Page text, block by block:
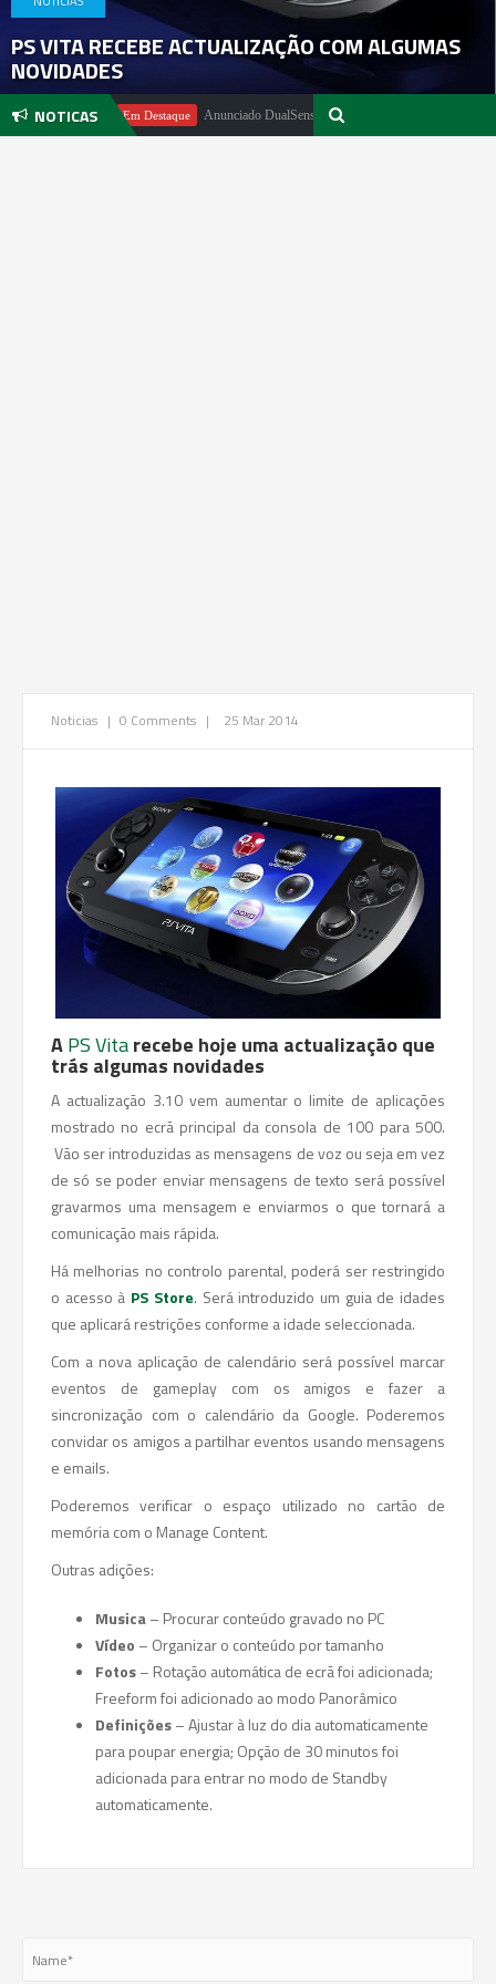
PS VITA RECEBE ACTUALIZAÇÃO COM ALGUMAS
NOVIDADES
NOTICASEm Destaque Anunciado DualSense The Last of Us Limited Edition
Noticias | 0 Comments | 25 Mar 2014
APS Vitarecebe hoje uma actualização que
trás algumas novidades
A actualização 3.10 vem aumentar o limite de aplicações
mostrado no ecrã principal da consola de 100 para 500.
Vão ser introduzidas as mensagens de voz ou seja em vez
de só se poder enviar mensagens de texto será possível
gravarmos uma mensagem e enviarmos o que tornará a
comunicação mais rápida.
Há melhorias no controlo parental, poderá ser restringido
o acesso à PS Store. Será introduzido um guia de idades
que aplicará restrições conforme a idade seleccionada.
Com a nova aplicação de calendário será possível marcar
eventos de gameplay com os amigos e fazer a
sincronização com o calendário da Google. Poderemos
convidar os amigos a partilhar eventos usando mensagens
e emails.
Poderemos verificar o espaço utilizado no cartão de
memória com o Manage Content.
Outras adições:
Musica– Procurar conteúdo gravado no PC
Vídeo – Organizar o conteúdo por tamanho
Fotos– Rotação automática de ecrã foi adicionada;
Freeform foi adicionado ao modo Panorâmico
Definições– Ajustar à luz do dia automaticamente
para poupar energia; Opção de 30 minutos foi
adicionada para entrar no modo de Standby
automaticamente.